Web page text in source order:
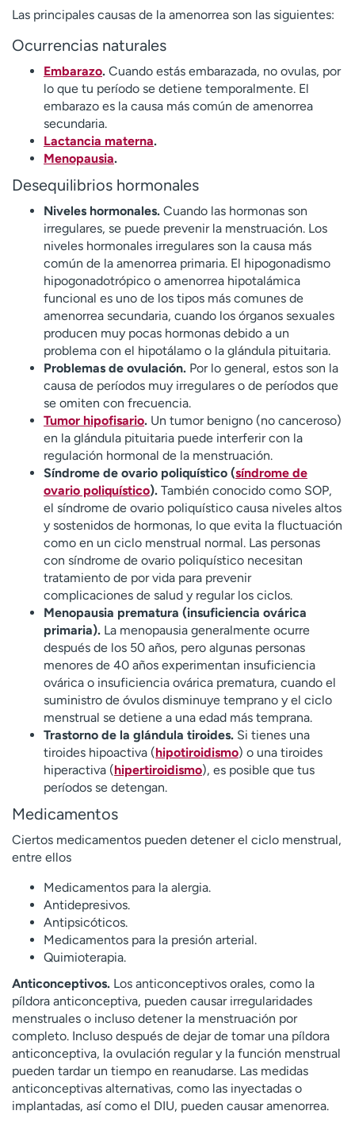
Las principales causas de la amenorrea son las siguientes:
Ocurrencias naturales
Embarazo. Cuando estás embarazada, no ovulas, por
lo que tu período se detiene temporalmente. El
embarazo es la causa más común de amenorrea
secundaria.
Lactancia materna.
Menopausia.
Desequilibrios hormonales
Niveles hormonales. Cuando las hormonas son
irregulares, se puede prevenir la menstruación. Los
niveles hormonales irregulares son la causa más
común de la amenorrea primaria. El hipogonadismo
hipogonadotrópico o amenorrea hipotalámica
funcional es uno de los tipos más comunes de
amenorrea secundaria, cuando los órganos sexuales
producen muy pocas hormonas debido a un
problema con el hipotálamo o la glándula pituitaria.
Problemas de ovulación. Por lo general, estos son la
causa de períodos muy irregulares o de períodos que
se omiten con frecuencia.
Tumor hipofisario. Un tumor benigno (no canceroso)
en la glándula pituitaria puede interferir con la
regulación hormonal de la menstruación.
Síndrome de ovario poliquístico (síndrome de
ovario poliquístico). También conocido como SOP,
el síndrome de ovario poliquístico causa niveles altos
y sostenidos de hormonas, lo que evita la fluctuación
como en un ciclo menstrual normal. Las personas
con síndrome de ovario poliquístico necesitan
tratamiento de por vida para prevenir
complicaciones de salud y regular los ciclos.
Menopausia prematura (insuficiencia ovárica
primaria). La menopausia generalmente ocurre
después de los 50 años, pero algunas personas
menores de 40 años experimentan insuficiencia
ovárica o insuficiencia ovárica prematura, cuando el
suministro de óvulos disminuye temprano y el ciclo
menstrual se detiene a una edad más temprana.
Trastorno de la glándula tiroides. Si tienes una
tiroides hipoactiva (hipotiroidismo) o una tiroides
hiperactiva (hipertiroidismo), es posible que tus
períodos se detengan.
Medicamentos
Ciertos medicamentos pueden detener el ciclo menstrual,
entre ellos
Medicamentos para la alergia.
Antidepresivos.
Antipsicóticos.
Medicamentos para la presión arterial.
Quimioterapia.
Anticonceptivos. Los anticonceptivos orales, como la
píldora anticonceptiva, pueden causar irregularidades
menstruales o incluso detener la menstruación por
completo. Incluso después de dejar de tomar una píldora
anticonceptiva, la ovulación regular y la función menstrual
pueden tardar un tiempo en reanudarse. Las medidas
anticonceptivas alternativas, como las inyectadas o
implantadas, así como el DIU, pueden causar amenorrea.